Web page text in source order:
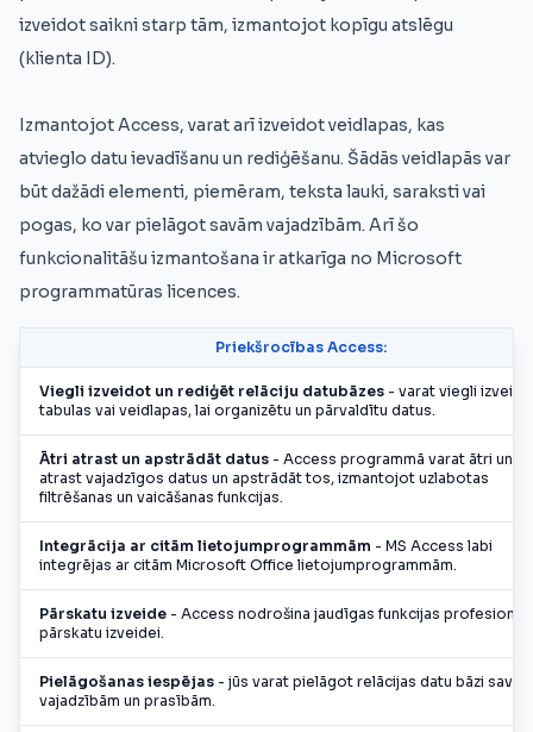
izveidot saikni starp tām, izmantojot kopīgu atslēgu
(klienta ID).
Izmantojot Access, varat arī izveidot veidlapas, kas
atvieglo datu ievadīšanu un rediģēšanu. Šādās veidlapās var
būt dažādi elementi, piemēram, teksta lauki, saraksti vai
pogas, ko var pielāgot savām vajadzībām. Arī šo
funkcionalitāšu izmantošana ir atkarīga no Microsoft
programmatūras licences.
Priekšrocības Access:
Viegli izveidot un rediģēt relāciju datubāzes - varat viegli
tabulas vai veidlapas, lai organizētu un pārvaldītu datus.
Ātri atrast un apstrādāt datus - Access programmā varat ātri un
atrast vajadzīgos datus un apstrādāt tos, izmantojot uzlabotas
filtrēšanas un vaicāšanas funkcijas.
Integrācija ar citām lietojumprogrammām - MS Access labi
integrējas ar citām Microsoft Office lietojumprogrammām.
Pārskatu izveide - Access nodrošina jaudīgas funkcijas
pārskatu izveidei.
Pielāgošanas iespējas - jūs varat pielāgot relācijas datu bāzi savām
vajadzībām un prasībām.